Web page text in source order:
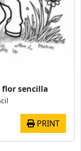
sencilla
PRINT